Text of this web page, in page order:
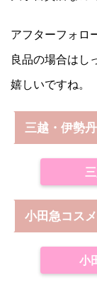
アフターフォロ
良品の場合はし
嬉しいですね。
三越・伊勢
小田急コス
小